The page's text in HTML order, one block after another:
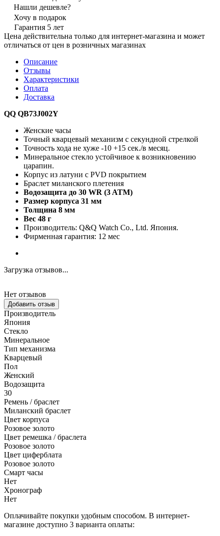
Нашли дешевле?
Хочу в подарок
Гарантия 5 лет
Цена действительна только для интернет-магазина и может
отличаться от цен в розничных магазинах
Описание
Отзывы
Характеристики
Оплата
Доставка
QQ QB73J002Y
Женские часы
Точный кварцевый механизм с секундной стрелкой
Точность хода не хуже -10 +15 сек./в месяц.
Минеральное стекло устойчивое к возникновению
царапин.
Корпус из латуни с PVD покрытием
Браслет миланского плетения
Водозащита до 30 WR (3 ATM)
Размер корпуса 31 мм
Толщина 8 мм
Вес 48 г
Производитель: Q&Q Watch Co., Ltd. Япония.
Фирменная гарантия: 12 мес
Загрузка отзывов...
Нет отзывов
Добавить отзыв
Производитель
Япония
Стекло
Минеральное
Тип механизма
Кварцевый
Пол
Женский
Водозащита
30
Ремень / браслет
Миланский браслет
Цвет корпуса
Розовое золото
Цвет ремешка / браслета
Розовое золото
Цвет циферблата
Розовое золото
Смарт часы
Нет
Хронограф
Нет
Оплачивайте покупки удобным способом. В интернет-
магазине доступно 3 варианта оплаты: